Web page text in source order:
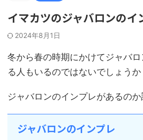
イマカツのジャバロンのイ
2024年8月1日
冬から春の時期にかけてジャバ
る人もいるのではないでしょうか
ジャバロンのインプレがあるのか
ジャバロンのインプレ